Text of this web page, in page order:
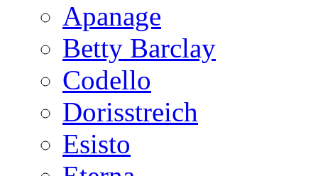
Apanage
Betty Barclay
Codello
Dorisstreich
Esisto